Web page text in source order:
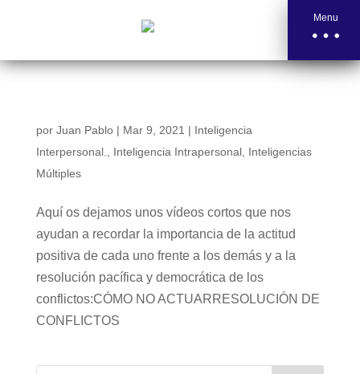
Menu
por Juan Pablo| Mar 9, 2021 | Inteligencia
Interpersonal.
Inteligencia Intrapersonal, Inteligencias
Múltiples
Aquí os dejamos unos vídeos cortos que nos
ayudan a recordar la importancia de la actitud
positiva de cada uno frente a los demás y a la
resolución pacífica y democrática de los
conflictos:CÓMO NO ACTUARRESOLUCIÓN DE
CONFLICTOS